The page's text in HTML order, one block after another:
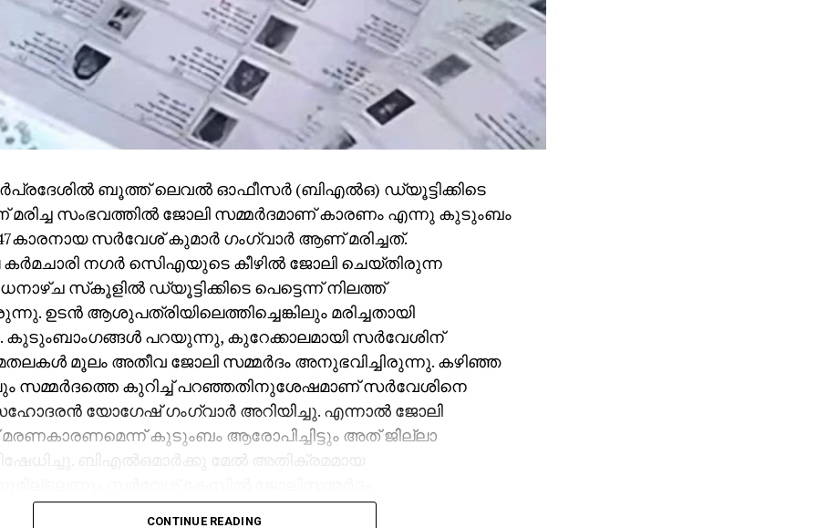
ബൂത്ത് ലെവല്‍ ഓഫീസര്‍ (ബിഎല്‍ഒ) ഡ്യൂട്ടിക്കിടെ
സംഭവത്തില്‍ ജോലി സമ്മര്‍ദമാണ് കാരണം എന്നു കുടുംബം
സര്‍വേശ് കുമാര്‍ ഗംഗ്വാര്‍ ആണ് മരിച്ചത്.
കര്‍മചാരി നഗര്‍ സിെഎയുടെ കീഴില്‍ ജോലി ചെയ്തിരുന്ന
സ്‌കൂളില്‍ ഡ്യൂട്ടിക്കിടെ പെട്ടെന്ന് നിലത്ത്
ഉടന്‍ ആശുപത്രിയിലെത്തിച്ചെങ്കിലും മരിച്ചതായി
കുടുംബാംഗങ്ങള്‍ പറയുന്നു, കുറേക്കാലമായി സര്‍വേശിന്
മൂലം അതീവ ജോലി സമ്മര്‍ദം അനുഭവിച്ചിരുന്നു. കഴിഞ്ഞ
സമ്മര്‍ദത്തെ കുറിച്ച് പറഞ്ഞതിനുശേഷമാണ് സര്‍വേശിനെ
യോഗേഷ് ഗംഗ്വാര്‍ അറിയിച്ചു. എന്നാല്‍ ജോലി
കുടുംബം ആരോപിച്ചിട്ടും അത് ജില്ലാ
ബിഎല്‍ഒമാര്‍ക്കു മേല്‍ അതിക്രമമായ
എസ്ഡിഎം പ്രമോദ് കുമാര്‍ പറഞ്ഞത്.
CONTINUE READING